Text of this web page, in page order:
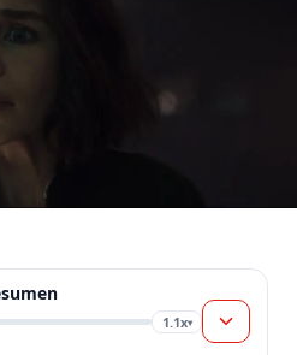
1.1x▾